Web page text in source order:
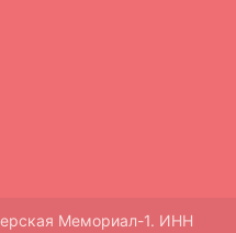
Мемориал-1. ИНН